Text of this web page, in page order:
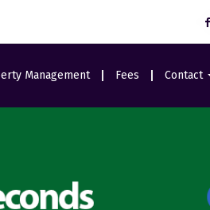
Management Fees Contact